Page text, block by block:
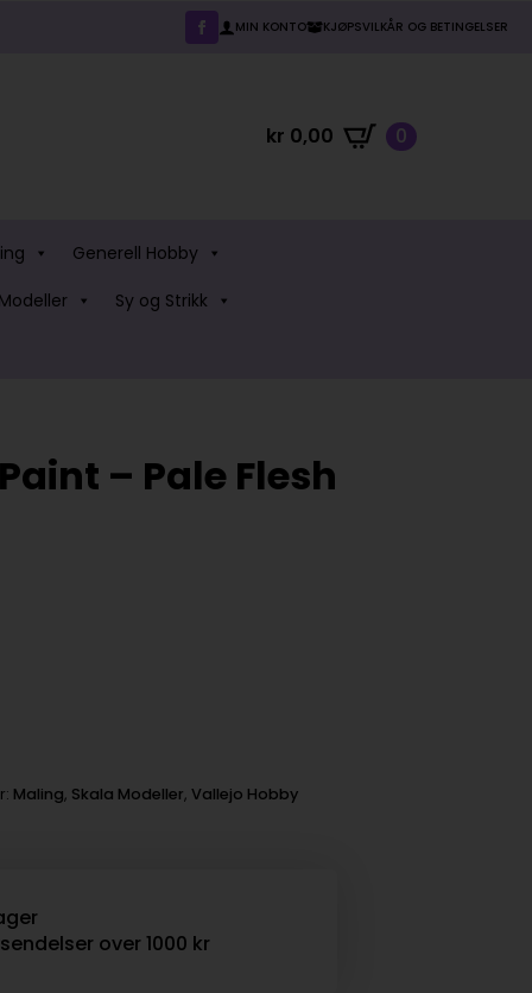
MIN KONTO KJØPSVILKÅR OG BETINGELSER
kr 0,00 0
Generell Hobby
Sy og Strikk
– Pale Flesh
Maling, Skala Modeller, Vallejo Hobby
over 1000 kr